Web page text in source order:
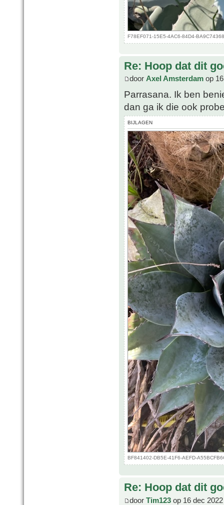
F78EF071-15E5-4AC6-84D4-
Re: Hoop dat dit
door Axel Amsterdam op
Parrasana. Ik ben
dan ga ik die ook
BIJLAGEN
BF841402-DB5E-41F6-AEFD-
Re: Hoop dat dit
door Tim123 op 16 dec